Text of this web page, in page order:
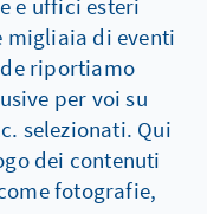
e uffici esteri
migliaia di eventi
riportiamo
per voi su
selezionati. Qui
dei contenuti
fotografie,